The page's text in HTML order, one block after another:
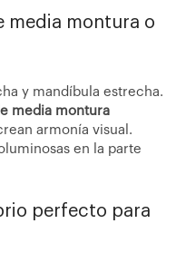
media montura o
y mandíbula estrecha.
media montura
armonía visual.
en la parte
perfecto para